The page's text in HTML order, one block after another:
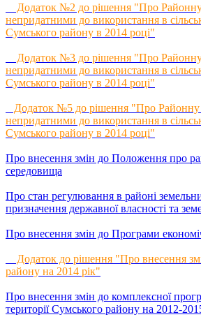
Додаток №2 до рішення "Про Районну
непридатними до використання в
Сумського району в 2014 році"
Додаток №3 до рішення "Про Районну
непридатними до використання в
Сумського району в 2014 році"
Додаток №5 до рішення "Про Районну
непридатними до використання в
Сумського району в 2014 році"
Про внесення змін до Положення про
середовища
Про стан регулювання в районі
призначення державної власності та
Про внесення змін до Програми
Додаток до рішення "Про внесення
району на 2014 рік"
Про внесення змін до комплексної
території Сумського району на 2012-